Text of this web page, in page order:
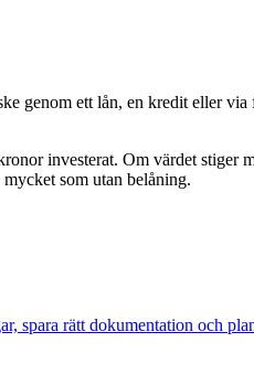
genom ett lån, en kredit eller
investerat. Om värdet stiger
som utan belåning.
rätt dokumentation och